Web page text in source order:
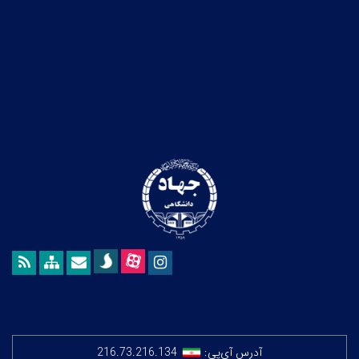
آدرس آی‌پی: 216.73.216.134